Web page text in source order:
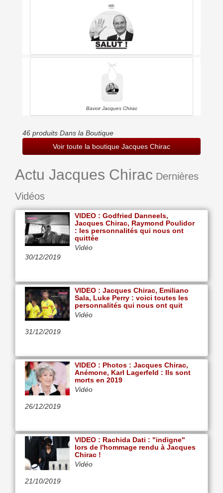
Tote Bag Jacques Chirac
Bavoir Jacques Chirac
46 produits Dans la Boutique
Voir toute la boutique Jacques Chirac
Actu Jacques Chirac Dernières
Vidéos
30/12/2019
VIDEO : Godfried Danneels,
Jacques Chirac, Raymond Poulidor
: les personnalités qui nous ont
quittée
Vidéo
31/12/2019
VIDEO : Jacques Chirac, Emiliano
Sala, Luke Perry : voici toutes les
personnalités qui nous ont quit
Vidéo
26/12/2019
VIDEO : Photos : Jacques Chirac,
Anémone, Karl Lagerfeld : Ils sont
morts en 2019
Vidéo
21/10/2019
VIDEO : Rachida Dati : "indigne"
lors de l'hommage rendu à Jacques
Chirac !
Vidéo